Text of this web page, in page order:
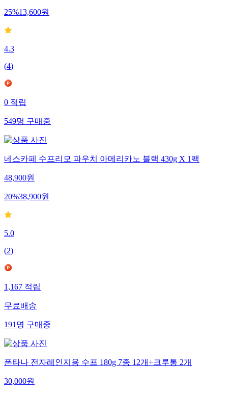
25%13,600원
4.3
(4)
0적립
549명구매중
네스카페 수프리모 파우치 아메리카노 블랙 430g X 1팩
48,900원
20%38,900원
5.0
(2)
1,167적립
무료배송
191명구매중
폰타나 전자레인지용 수프 180g 7종 12개+크루통 2개
30,000원